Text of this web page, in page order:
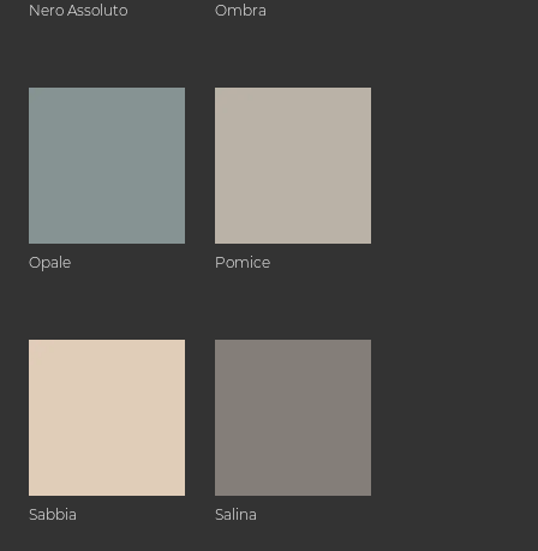
Nero Assoluto Ombra
Opale Pomice
Sabbia Salina